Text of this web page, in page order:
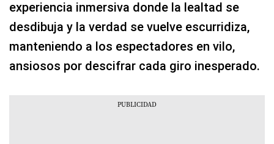
experiencia inmersiva donde la lealtad se
desdibuja y la verdad se vuelve escurridiza,
manteniendo a los espectadores en vilo,
ansiosos por descifrar cada giro inesperado.